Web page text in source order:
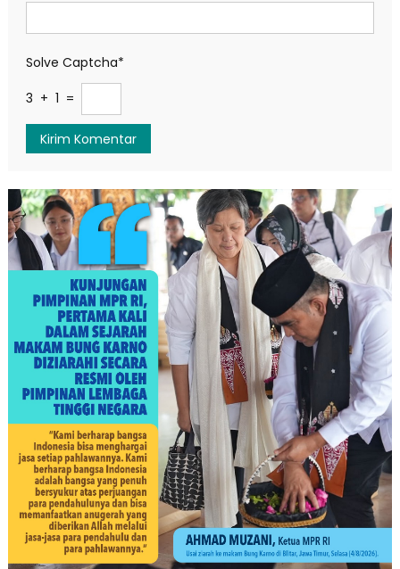
Solve Captcha*
3 + 1 =